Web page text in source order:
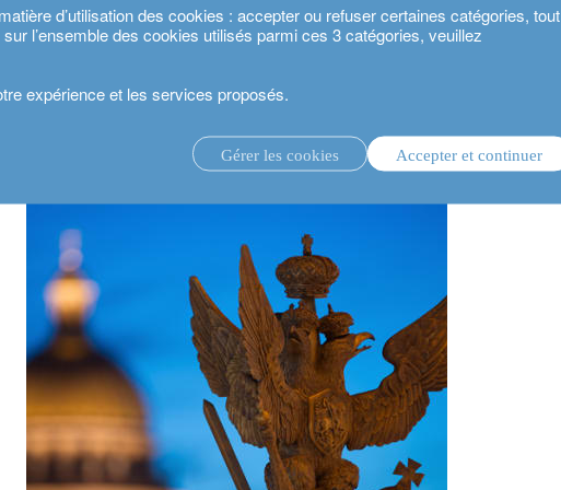
d’utilisation des cookies : accepter ou refuser certaines catégories, tout
l’ensemble des cookies utilisés parmi ces 3 catégories, veuillez
expérience et les services proposés.
Gérer les cookies Accepter et continuer
service de conseil en investissement.
Russie : un tournant historique pour les investisseurs et pour le dollar ?